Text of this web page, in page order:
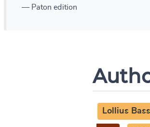
— Paton edition
Lollius